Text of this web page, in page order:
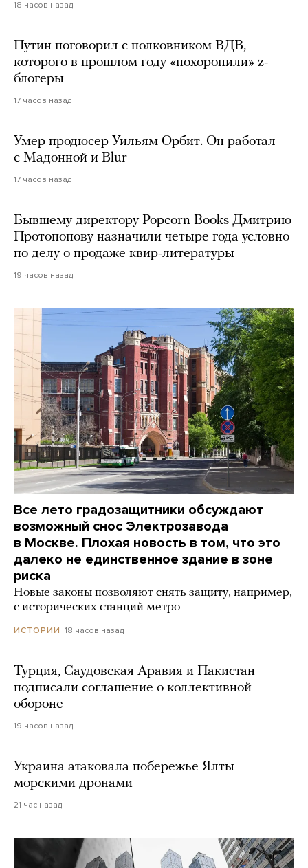
18 часов назад
Путин поговорил с полковником ВДВ,
которого в прошлом году «похоронили» z-
блогеры
17 часов назад
Умер продюсер Уильям Орбит. Он работал
с Мадонной и Blur
17 часов назад
Бывшему директору Popcorn Books Дмитрию
Протопопову назначили четыре года условно
по делу о продаже квир-литературы
19 часов назад
Все лето градозащитники обсуждают
возможный снос Электрозавода
в Москве. Плохая новость в том, что это
далеко не единственное здание в зоне
риска
Новые законы позволяют снять защиту, например,
с исторических станций метро
ИСТОРИИ 18 часов назад
Турция, Саудовская Аравия и Пакистан
подписали соглашение о коллективной
обороне
19 часов назад
Украина атаковала побережье Ялты
морскими дронами
21 час назад